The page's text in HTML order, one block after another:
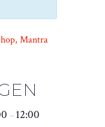
Mantra
– 12:00